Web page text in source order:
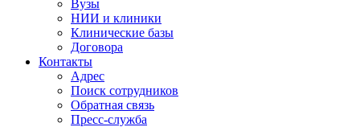
Вузы
НИИ и клиники
Клинические базы
Договора
Контакты
Адрес
Поиск сотрудников
Обратная связь
Пресс-служба